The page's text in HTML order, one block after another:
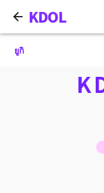
KDOL
ยูกิ